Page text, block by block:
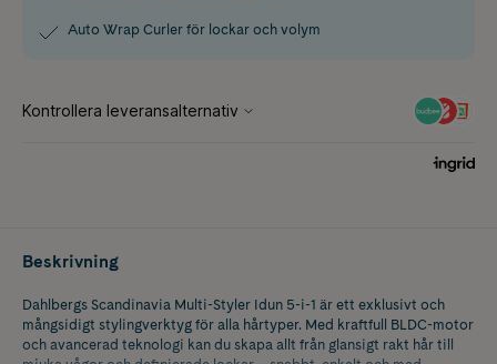
Auto Wrap Curler för lockar och volym
Beskrivning
Dahlbergs Scandinavia Multi-Styler Idun 5-i-1 är ett exklusivt och
mångsidigt stylingverktyg för alla hårtyper. Med kraftfull BLDC-motor
och avancerad teknologi kan du skapa allt från glansigt rakt hår till